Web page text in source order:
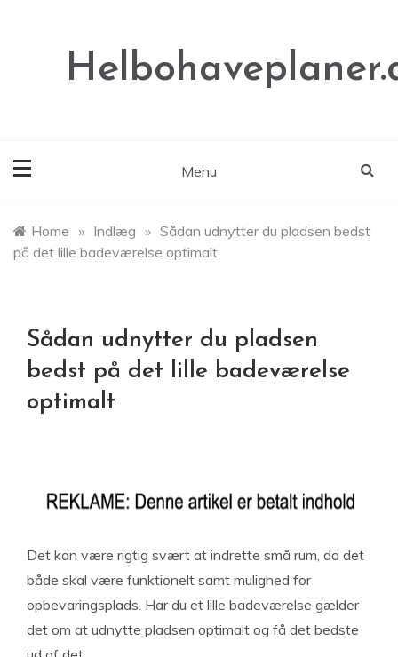
Menu
Home » Indlæg » Sådan udnytter du pladsen bedst
på det lille badeværelse optimalt
Sådan udnytter du pladsen
bedst på det lille badeværelse
optimalt
Det kan være rigtig svært at indrette små rum, da det
både skal være funktionelt samt mulighed for
opbevaringsplads. Har du et lille badeværelse gælder
det om at udnytte pladsen optimalt og få det bedste